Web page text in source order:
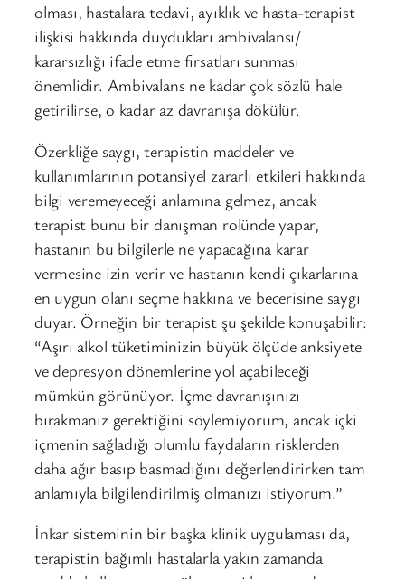
olması, hastalara tedavi, ayıklık ve hasta-terapist
ilişkisi hakkında duydukları ambivalansı/
kararsızlığı ifade etme fırsatları sunması
önemlidir. Ambivalans ne kadar çok sözlü hale
getirilirse, o kadar az davranışa dökülür.
Özerkliğe saygı, terapistin maddeler ve
kullanımlarının potansiyel zararlı etkileri hakkında
bilgi veremeyeceği anlamına gelmez, ancak
terapist bunu bir danışman rolünde yapar,
hastanın bu bilgilerle ne yapacağına karar
vermesine izin verir ve hastanın kendi çıkarlarına
en uygun olanı seçme hakkına ve becerisine saygı
duyar. Örneğin bir terapist şu şekilde konuşabilir:
“Aşırı alkol tüketiminizin büyük ölçüde anksiyete
ve depresyon dönemlerine yol açabileceği
mümkün görünüyor. İçme davranışınızı
bırakmanız gerektiğini söylemiyorum, ancak içki
içmenin sağladığı olumlu faydaların risklerden
daha ağır basıp basmadığını değerlendirirken tam
anlamıyla bilgilendirilmiş olmanızı istiyorum.”
İnkar sisteminin bir başka klinik uygulaması da,
terapistin bağımlı hastalarla yakın zamanda